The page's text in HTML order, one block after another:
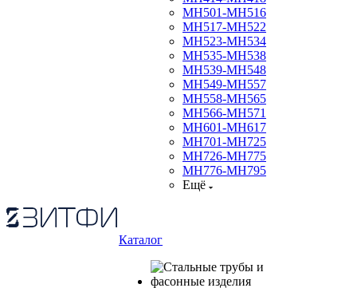
МН501-МН516
МН517-МН522
МН523-МН534
МН535-МН538
МН539-МН548
МН549-МН557
МН558-МН565
МН566-МН571
МН601-МН617
МН701-МН725
МН726-МН775
МН776-МН795
Ещё
Каталог